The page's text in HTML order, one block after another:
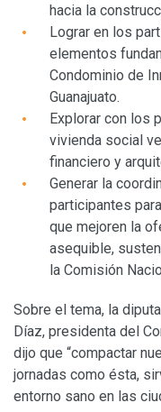
hacia la
Lograr en los
elementos
Condominio de
Guanajuato.
Explorar con los
vivienda social
financiero y
Generar la
participantes
que mejoren la
asequible,
la Comisión
Sobre el tema, la
Díaz, presidenta del
dijo que “compactar
jornadas como ésta,
entorno sano en las